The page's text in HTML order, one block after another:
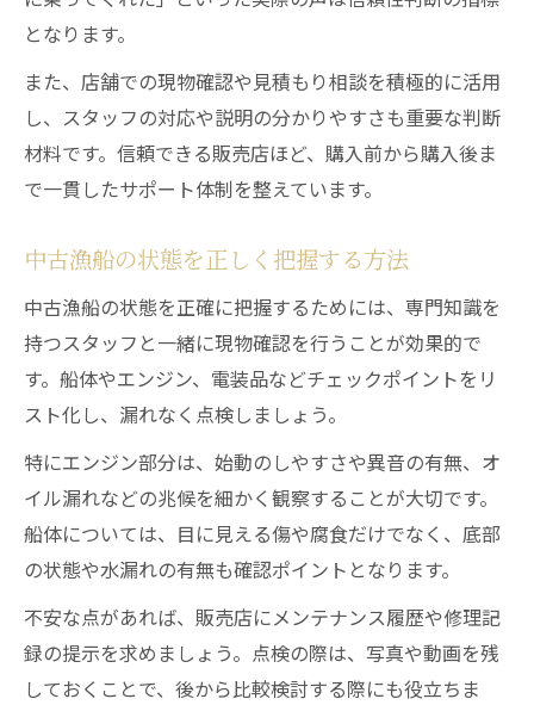
となります。
また、店舗での現物確認や見積もり相談を積極的に活用
し、スタッフの対応や説明の分かりやすさも重要な判断
材料です。信頼できる販売店ほど、購入前から購入後ま
で一貫したサポート体制を整えています。
中古漁船の状態を正しく把握する方法
中古漁船の状態を正確に把握するためには、専門知識を
持つスタッフと一緒に現物確認を行うことが効果的で
す。船体やエンジン、電装品などチェックポイントをリ
スト化し、漏れなく点検しましょう。
特にエンジン部分は、始動のしやすさや異音の有無、オ
イル漏れなどの兆候を細かく観察することが大切です。
船体については、目に見える傷や腐食だけでなく、底部
の状態や水漏れの有無も確認ポイントとなります。
不安な点があれば、販売店にメンテナンス履歴や修理記
録の提示を求めましょう。点検の際は、写真や動画を残
しておくことで、後から比較検討する際にも役立ちま